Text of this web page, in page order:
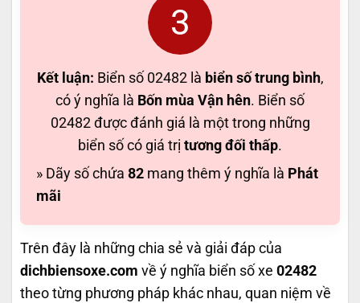
3
Kết luận: Biển số 02482 là biển số trung bình,
có ý nghĩa là Bốn mùa Vận hên. Biển số
02482 được đánh giá là một trong những
biển số có giá trị tương đối thấp.
» Dãy số chứa 82 mang thêm ý nghĩa là Phát
mãi
Trên đây là những chia sẻ và giải đáp của
dichbiensoxe.com về ý nghĩa biển số xe 02482
theo từng phương pháp khác nhau, quan niệm về